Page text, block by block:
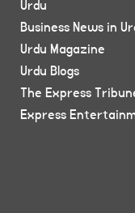
Urdu
Business News in
Urdu Magazine
Urdu Blogs
The Express
Express